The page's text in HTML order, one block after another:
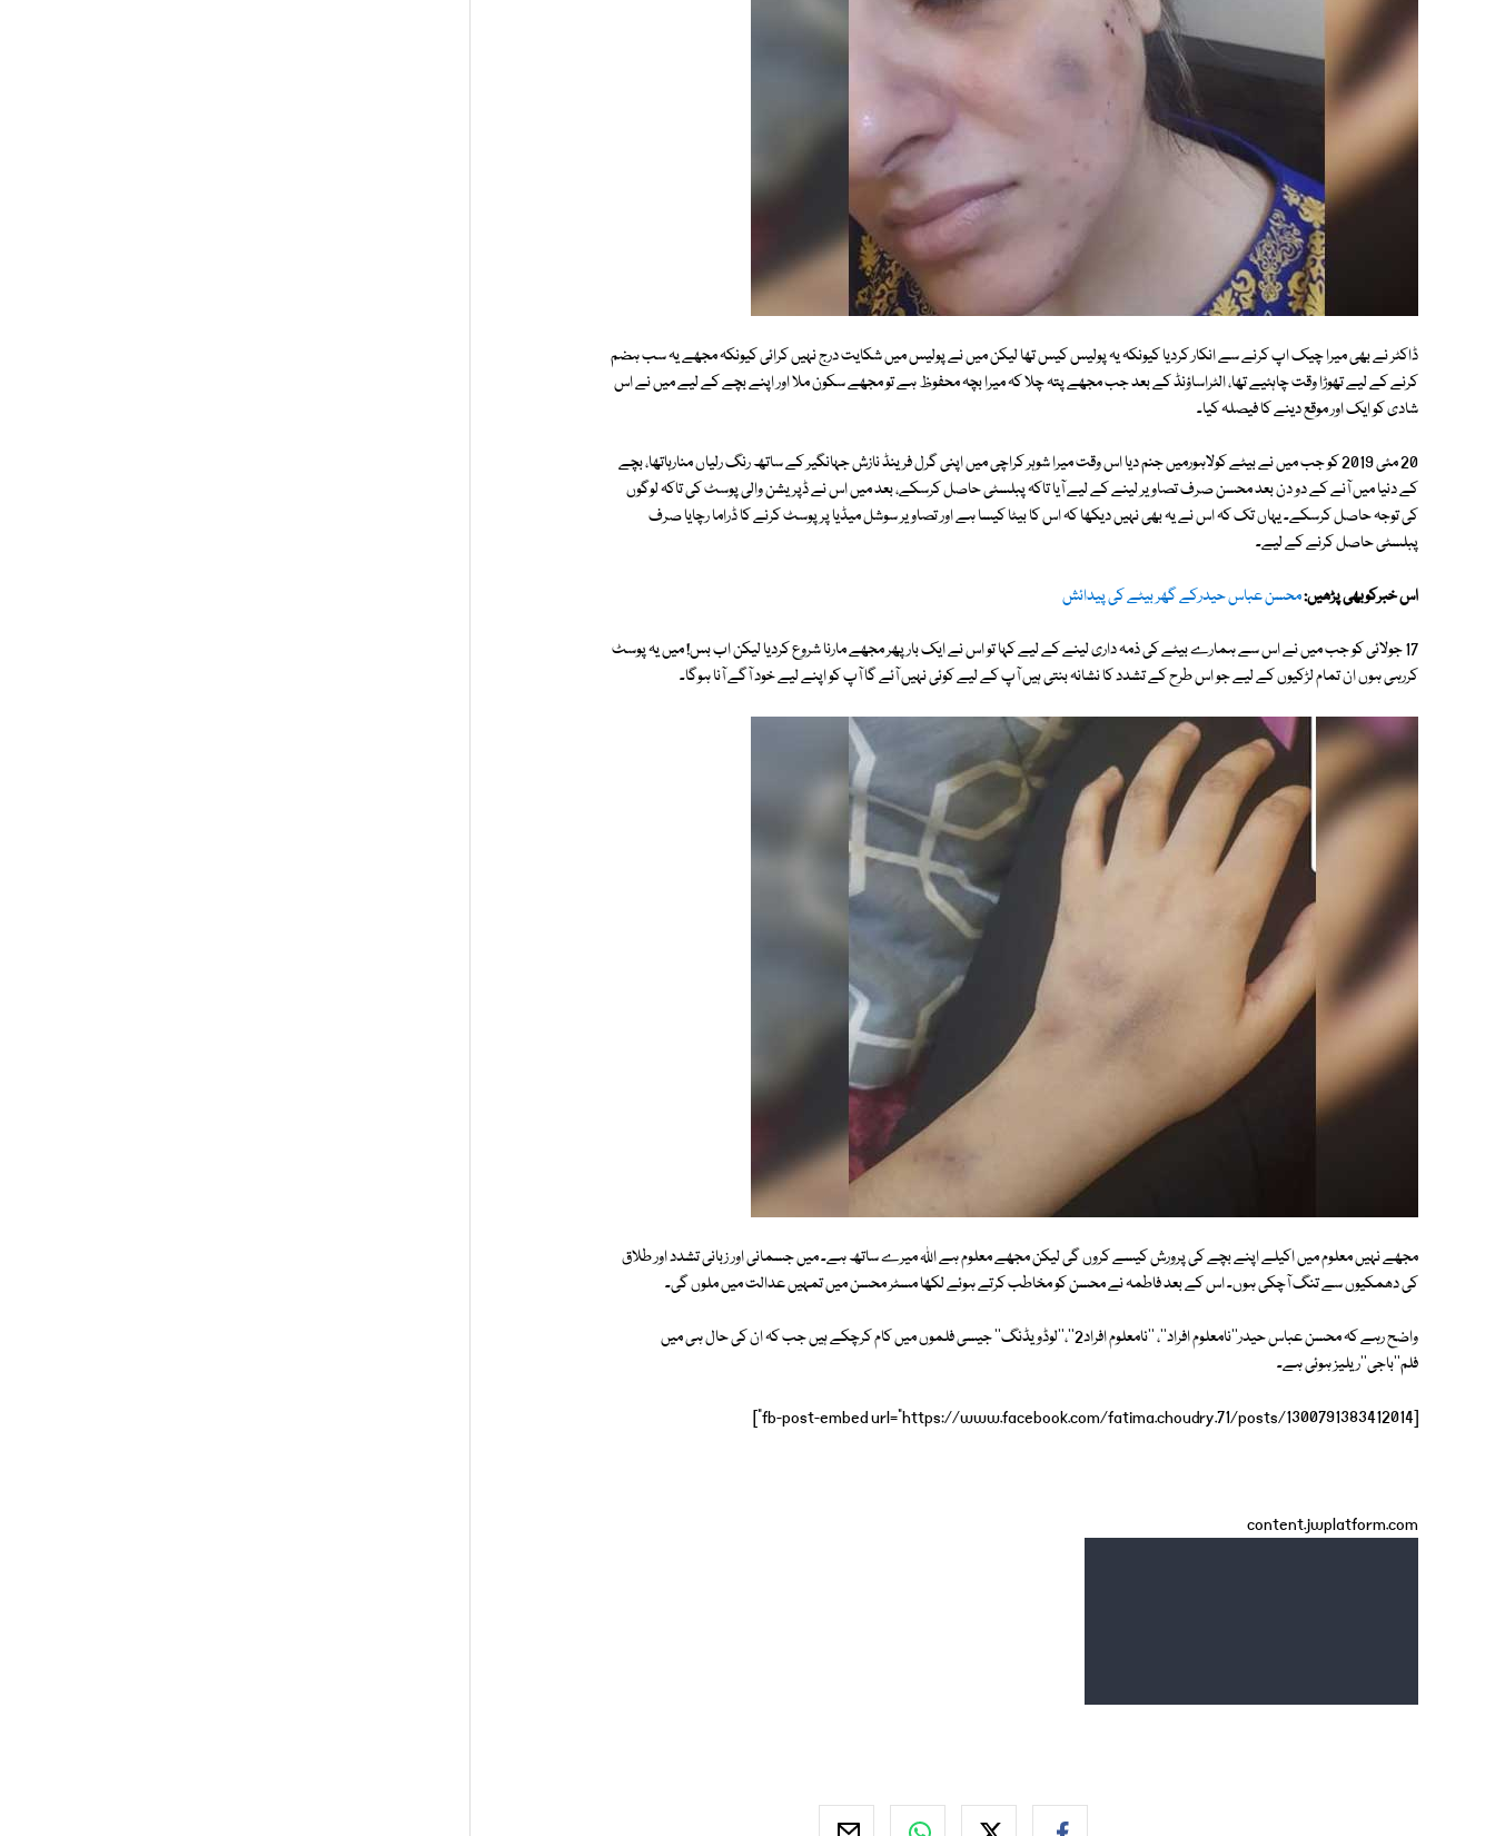
ڈاکٹر نے بھی میرا چیک اپ کرنے سے انکار کردیا کیونکہ یہ پولیس کیس تھا لیکن میں نے پولیس میں شکایت درج نہیں کرائی کیونکہ مجھے یہ سب ہضم
کرنے کے لیے تھوڑا وقت چاہئیے تھا، الٹراساؤنڈ کے بعد جب مجھے پتہ چلا کہ میرا بچہ محفوظ ہے تو مجھے سکون ملا اور اپنے بچے کے لیے میں نے اس
شادی کو ایک اور موقع دینے کا فیصلہ کیا۔
20 مئی 2019 کو جب میں نے بیٹے کولاہورمیں جنم دیا اس وقت میرا شوہر کراچی میں اپنی گرل فرینڈ نازش جہانگیر کے ساتھ رنگ رلیاں منارہاتھا، بچے
کے دنیا میں آنے کے دو دن بعد محسن صرف تصاویر لینے کے لیے آیا تاکہ پبلسٹی حاصل کرسکے، بعد میں اس نے ڈپریشن والی پوسٹ کی تاکہ لوگوں
کی توجہ حاصل کرسکے۔ یہاں تک کہ اس نے یہ بھی نہیں دیکھا کہ اس کا بیٹا کیسا ہے اور تصاویر سوشل میڈیا پر پوسٹ کرنے کا ڈراما رچایا صرف
پبلسٹی حاصل کرنے کے لیے۔
اس خبرکوبھی پڑھیں:محسن عباس حیدرکے گھر بیٹے کی پیدائش
17 جولائی کو جب میں نے اس سے ہمارے بیٹے کی ذمہ داری لینے کے لیے کہا تو اس نے ایک بار پھر مجھے مارنا شروع کردیا لیکن اب بس! میں یہ پوسٹ
کررہی ہوں ان تمام لڑکیوں کے لیے جو اس طرح کے تشدد کا نشانہ بنتی ہیں آپ کے لیے کوئی نہیں آئے گا آپ کو اپنے لیے خود آگے آنا ہوگا۔
مجھے نہیں معلوم میں اکیلے اپنے بچے کی پرورش کیسے کروں گی لیکن مجھے معلوم ہے اللہ میرے ساتھ ہے۔ میں جسمانی اور زبانی تشدد اور طلاق
کی دھمکیوں سے تنگ آچکی ہوں۔ اس کے بعد فاطمہ نے محسن کو مخاطب کرتے ہوئے لکھا مسٹر محسن میں تمہیں عدالت میں ملوں گی۔
واضح رہے کہ محسن عباس حیدر''نامعلوم افراد''، ''نامعلوم افراد2''،''لوڈویڈنگ'' جیسی فلموں میں کام کرچکے ہیں جب کہ ان کی حال ہی میں
فلم''باجی''ریلیز ہوئی ہے۔
[fb-post-embed url="https://www.facebook.com/fatima.choudry.71/posts/1300791383412014"]
content.jwplatform.com